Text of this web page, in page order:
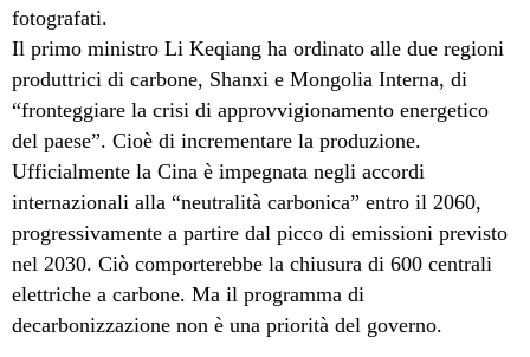
fotografati.
Il primo ministro Li Keqiang ha ordinato alle due regioni
produttrici di carbone, Shanxi e Mongolia Interna, di
“fronteggiare la crisi di approvvigionamento energetico
del paese”. Cioè di incrementare la produzione.
Ufficialmente la Cina è impegnata negli accordi
internazionali alla “neutralità carbonica” entro il 2060,
progressivamente a partire dal picco di emissioni previsto
nel 2030. Ciò comporterebbe la chiusura di 600 centrali
elettriche a carbone. Ma il programma di
decarbonizzazione non è una priorità del governo.